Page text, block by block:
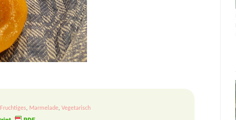
Fruchtiges, Marmelade, Vegetarisch